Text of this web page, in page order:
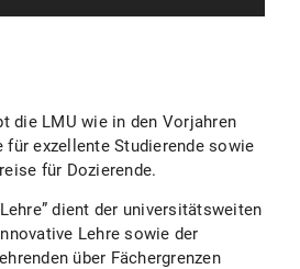
die LMU wie in den Vorjahren
für exzellente Studierende sowie
für Dozierende.
dient der universitätsweiten
Lehre sowie der
über Fächergrenzen